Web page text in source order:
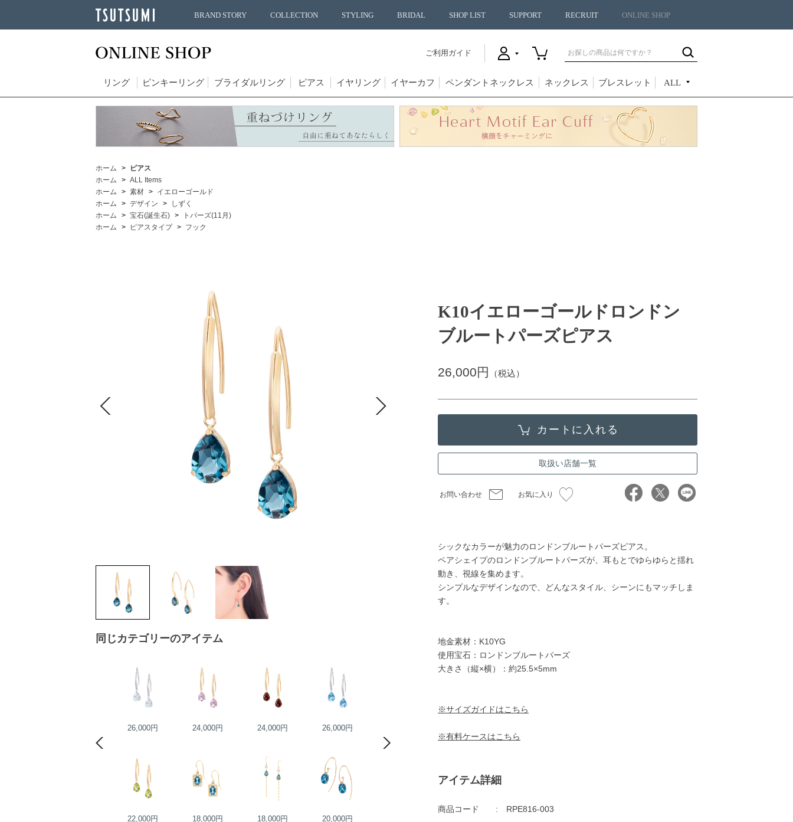
BRAND STORY COLLECTION STYLING BRIDAL SHOP LIST SUPPORT RECRUIT ONLINE SHOP
ご利用ガイド
リング ピンキーリング ブライダルリング ピアス イヤリング イヤーカフ ペンダントネックレス ネックレス ブレスレット ALL
ホーム
ピアス
ホーム
ALL Items
ホーム
素材
イエローゴールド
ホーム
デザイン
しずく
ホーム
宝石(誕生石)
トパーズ(11月)
ホーム
ピアスタイプ フック
同じカテゴリーのアイテム
26,000円 24,000円 24,000円 26,000円
22,000円 18,000円 18,000円 20,000円
K10イエローゴールドロンドン
ブルートパーズピアス
26,000円 （税込）
取扱い店舗一覧
お問い合わせ お気に入り
シックなカラーが魅力のロンドンブルートパーズピアス。
ペアシェイプのロンドンブルートパーズが、耳もとでゆらゆらと揺れ
動き、視線を集めます。
シンプルなデザインなので、どんなスタイル、シーンにもマッチしま
す。
地金素材：K10YG
使用宝石：ロンドンブルートパーズ
大きさ（縦×横）：約25.5×5mm
※サイズガイドはこちら
※有料ケースはこちら
アイテム詳細
商品コード RPE816-003